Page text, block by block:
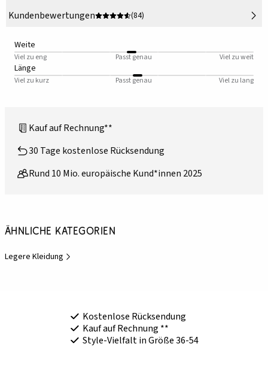
Kundenbewertungen
(84)
Weite
Viel zu eng Passt genau Viel zu weit
Länge
Viel zu kurz Passt genau Viel zu lang
Kauf auf Rechnung**
30 Tage kostenlose Rücksendung
Rund 10 Mio. europäische Kund*innen 2025
Ähnliche Kategorien
Legere Kleidung
Kostenlose Rücksendung
Kauf auf Rechnung **
Style-Vielfalt in Größe 36-54